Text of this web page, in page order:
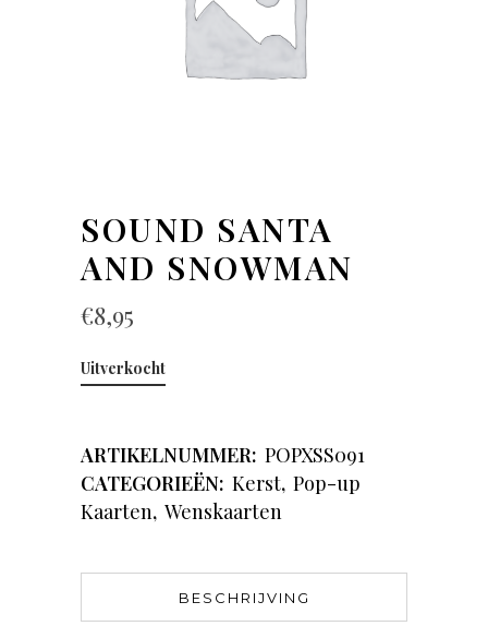
SOUND SANTA
AND SNOWMAN
€8,95
Uitverkocht
ARTIKELNUMMER: POPXSS091
CATEGORIEËN: Kerst, Pop-up
Kaarten, Wenskaarten
BESCHRIJVING